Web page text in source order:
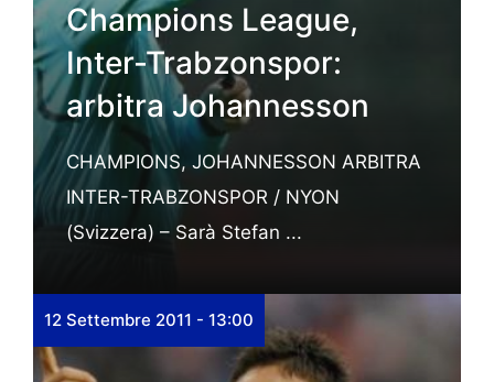
Champions League,
Inter-Trabzonspor:
arbitra Johannesson
CHAMPIONS, JOHANNESSON ARBITRA
INTER-TRABZONSPOR / NYON
(Svizzera) – Sarà Stefan ...
12 Settembre 2011 - 13:00